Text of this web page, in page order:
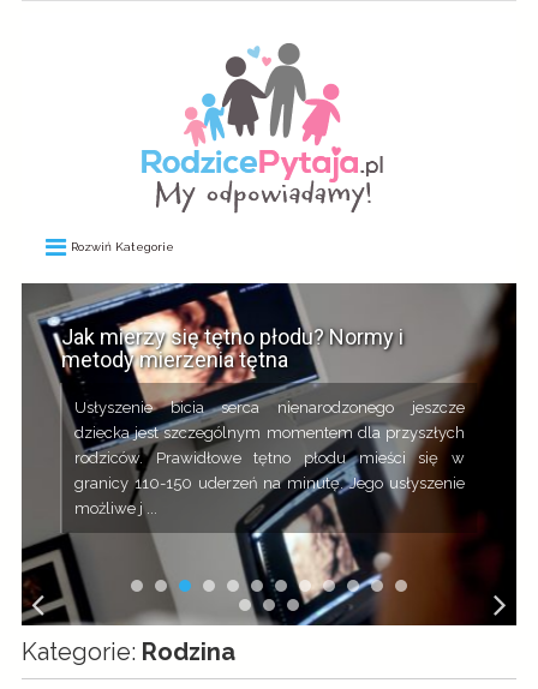
Rozwiń Kategorie
Jak mierzy się tętno płodu? Normy i
metody mierzenia tętna
Usłyszenie bicia serca nienarodzonego jeszcze
dziecka jest szczególnym momentem dla przyszłych
rodziców. Prawidłowe tętno płodu mieści się w
granicy 110-150 uderzeń na minutę. Jego usłyszenie
możliwe j ...
Kategorie: Rodzina